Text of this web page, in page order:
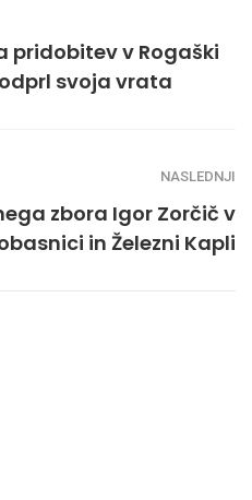
pridobitev v Rogaški
svoja vrata
NASLEDNJI
zbora Igor Zorčič v
in Železni Kapli